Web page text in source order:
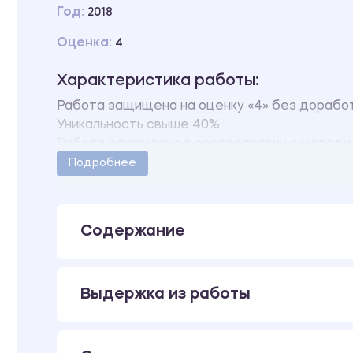
Год: 2018
Оценка: 4
Характеристика работы:
Работа защищена на оценку «4» без
Уникальность свыше 40%.
Количество страниц - 33.
Подробнее
Содержание
Выдержка из работы